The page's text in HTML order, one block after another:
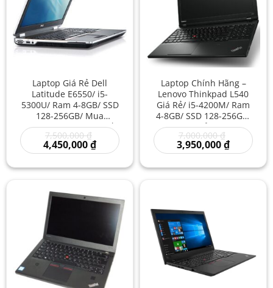
Laptop Giá Rẻ Dell
Latitude E6550/ i5-
5300U/ Ram 4-8GB/ SSD
128-256GB/ Mua
Laptop/ Laptop Cao Cấp
Core i5/ Máy Tính Pin
Trâu Giá Rẻ
7,500,000₫
gốc
là:
4,450,000₫Giá
hiện
là:
Laptop Chính Hãng –
Lenovo Thinkpad L540
Giá Rẻ/ i5-4200M/ Ram
4-8GB/ SSD 128-256GB/
Laptop Mỏng Nhẹ/
Thinkpad Core i5/ Chip
M Giá Rẻ
7,000,000₫
gốc
là:
3,950,000₫Giá
hiện
là: